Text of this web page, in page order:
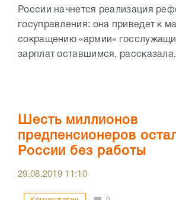
России начнется реализация
госуправления: она приведет к
сокращению «армии»
зарплат оставшимся,
Шесть миллионов
предпенсионеров
России без работы
29.08.2019 11:10